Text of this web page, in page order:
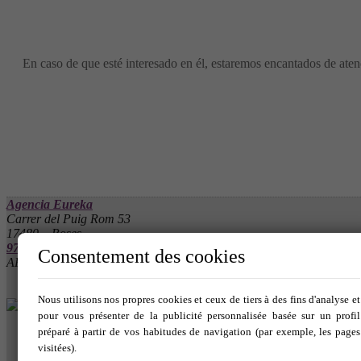
En caso de que esté interesado en él, estaremos encantados de
Agencia Eureka
Carrer del Puig Rom 53
17480 – Roses
972 257 590
API 10061 - AICAT 4555
Consentement des cookies
Nous utilisons nos propres cookies et ceux de tiers à des fins d'analyse et
pour vous présenter de la publicité personnalisée basée sur un profil
préparé à partir de vos habitudes de navigation (par exemple, les pages
visitées).